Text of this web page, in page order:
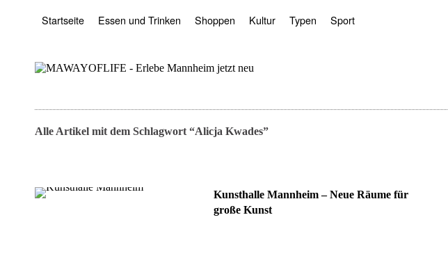
Startseite Essen und Trinken Shoppen Kultur Typen Sport
Alle Artikel mit dem Schlagwort “Alicja Kwades”
Kunsthalle Mannheim – Neue Räume für
große Kunst